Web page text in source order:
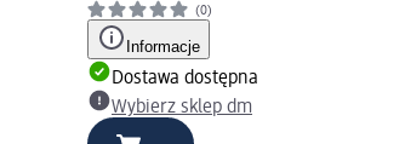
(0)
Informacje
Dostawa dostępna
Wybierz sklep dm